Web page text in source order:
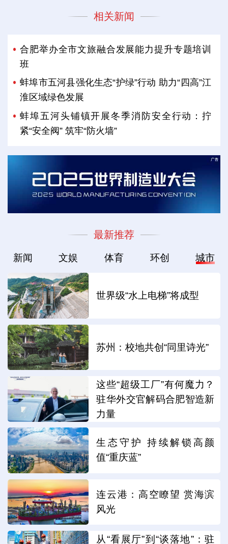
相关新闻
合肥举办全市文旅融合发展能力提升专题培训
班
蚌埠市五河县强化生态“护绿”行动 助力“四高”江
淮区域绿色发展
蚌埠五河头铺镇开展冬季消防安全行动：拧
紧“安全阀” 筑牢“防火墙”
最新推荐
新闻 文娱 体育 环创 城市
世界级“水上电梯”将成型
苏州：校地共创“同里诗光”
这些“超级工厂”有何魔力？
驻华外交官解码合肥智造新
力量
生态守护 持续解锁高颜
值“重庆蓝”
连云港：高空瞭望 赏海滨
风光
从“看展厅”到“谈落地”：驻